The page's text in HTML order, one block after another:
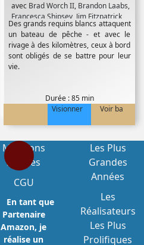
avec Brad Worch II, Brandon Laabs,
Francesca Shipsey, Jim Fitzpatrick,
Jonathan Shores,Kate Szekely,
Meghan Carrasquillo, Mike Rae
Anderson,Paul Van Scott,Tara
Phillips
Des grands requins blancs attaquent
un bateau de pêche - et avec le
rivage à des kilomètres, ceux à bord
sont obligés de se battre pour leur
vie.
Durée : 85 min
Visionner
Voir ba
Mentions
Légales
CGU
En tant que
Partenaire
Amazon, je
réalise un
Les Plus
Grandes
Années
Les
Réalisateurs
Les Plus
Prolifiques